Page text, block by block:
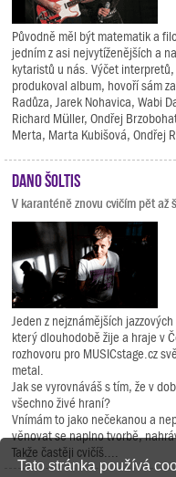
Tato stránka používá
Původně měl být matematik a
jedním z asi nejvytíženějších a
kytaristů u nás. Výčet
produkoval album, hovoří sám
Radůza, Jarek Nohavica, Wabi
Richard Müller, Ondřej
Merta, Marta Kubišová, Ondřej
Dano Šoltis
V karanténě znovu cvičím pět až
Jeden z nejznámějších
který dlouhodobě žije a hraje v
rozhovoru pro MUSICstage.cz
metal.
Jak se vyrovnáváš s tím, že v
všechno živé hraní?
Vnímám to jako nečekanou a
věnovat se naplno tvorbě,
Takže častěji cvičíš....